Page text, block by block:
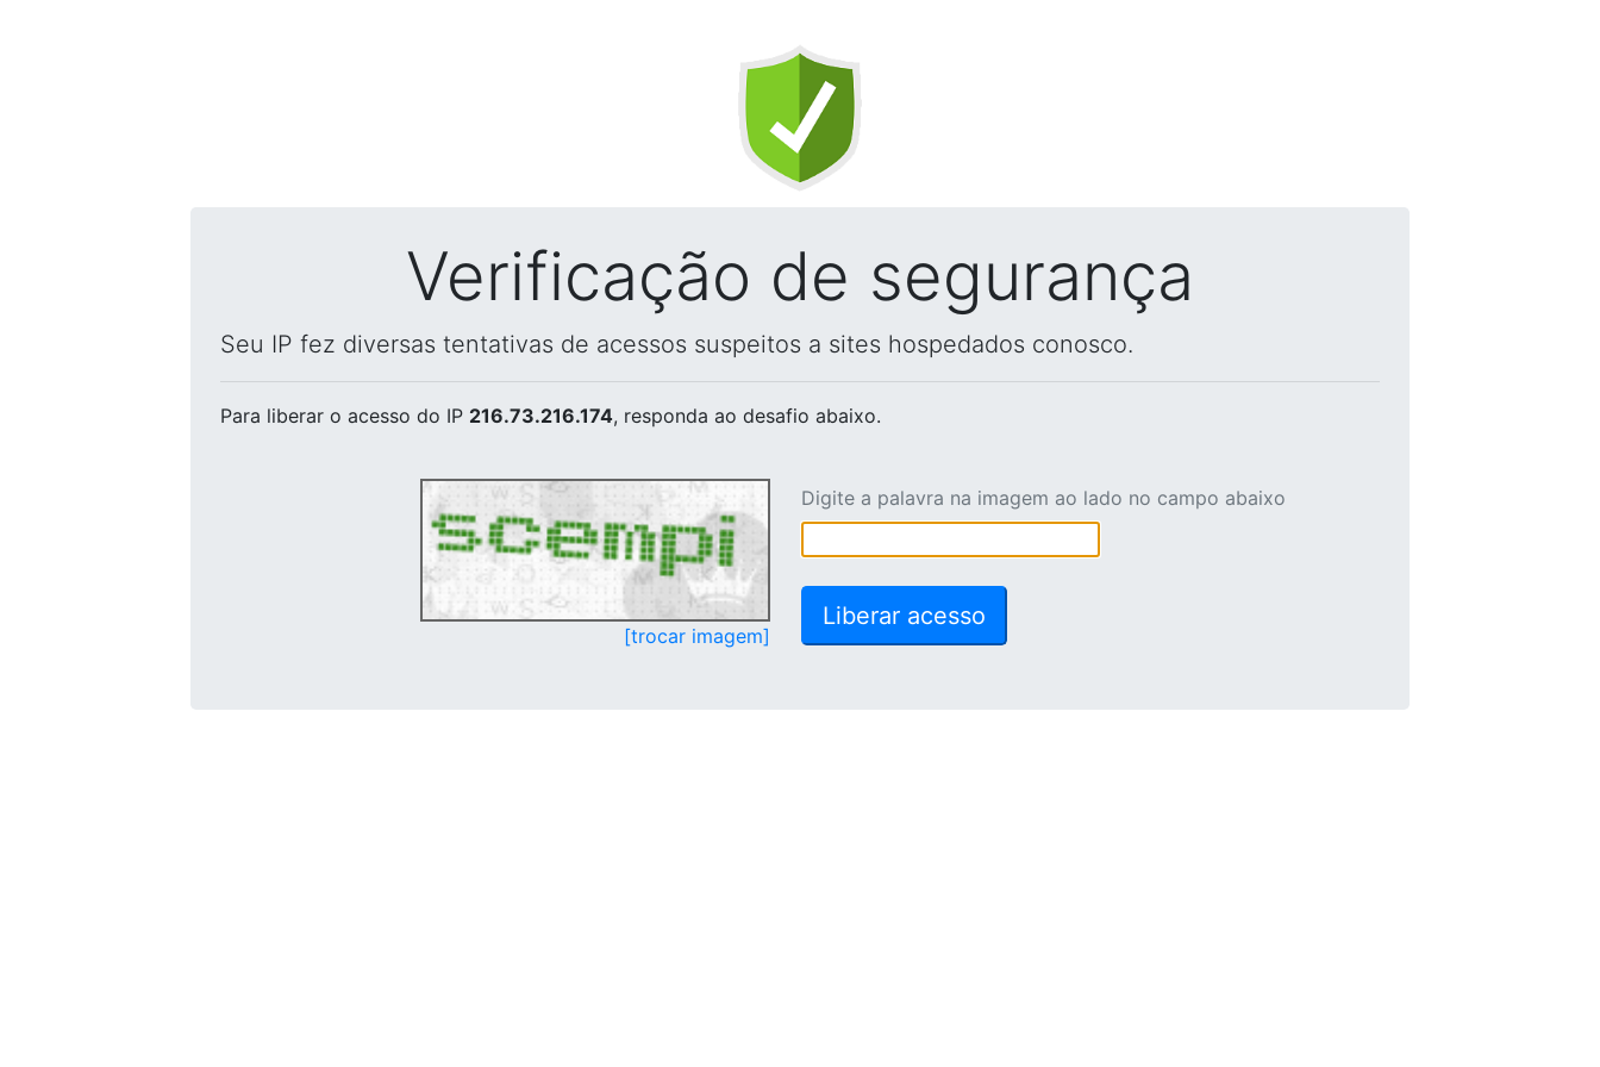
Verificação de segurança
Seu IP fez diversas tentativas de acessos suspeitos a sites hospedados conosco.
Para liberar o acesso do IP 216.73.216.174, responda ao desafio abaixo.
[trocar imagem]
Digite a palavra na imagem ao lado no campo abaixo